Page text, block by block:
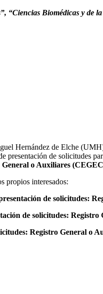
Biomédicas y de
Hernández de Elche
de solicitudes
o Auxiliares
propios interesados:
de solicitudes:
de solicitudes:
Registro General o